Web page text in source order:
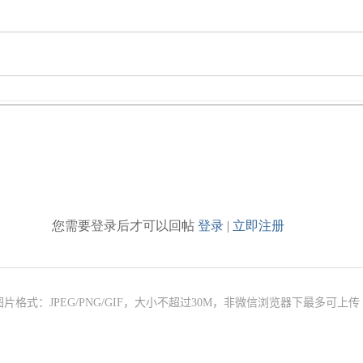
您需要登录后才可以回帖 登录| 立即注册